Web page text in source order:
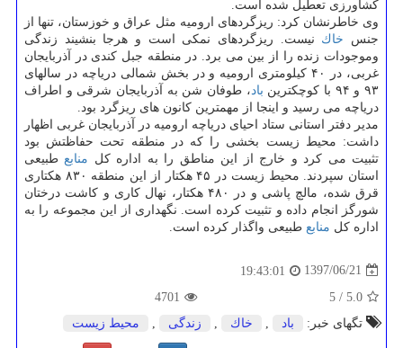
كشاورزی تعطیل شده است.
وی خاطرنشان كرد: ریزگردهای ارومیه مثل عراق و خوزستان، تنها از
جنس خاك نیست. ریزگردهای نمكی است و هرجا بنشیند زندگی
وموجودات زنده را از بین می برد. در منطقه جبل كندی در آذربایجان
غربی، در ۴۰ كیلومتری ارومیه و در بخش شمالی دریاچه در سالهای
۹۳ و ۹۴ با كوچكترین
باد ، طوفان شن به آذربایجان شرقی و اطراف
دریاچه می رسید و اینجا از مهمترین كانون های ریزگرد بود.
مدیر دفتر استانی ستاد احیای دریاچه ارومیه در آذربایجان غربی اظهار
داشت: محیط زیست بخشی را كه در منطقه تحت حفاظتش بود
تثبیت می كرد و خارج از این مناطق را به اداره كل منابع طبیعی
استان سپردند. محیط زیست در ۴۵ هكتار از این منطقه ۸۳۰ هكتاری
قرق شده، مالچ پاشی و در ۴۸۰ هكتار، نهال كاری و كاشت درختان
شورگز انجام داده و تثبیت كرده است. نگهداری از این مجموعه را به
اداره كل منابع طبیعی واگذار كرده است.
1397/06/21
19:43:01
5.0
/
5
4701
تگهای خبر:
باد , خاك , زندگی , محیط زیست